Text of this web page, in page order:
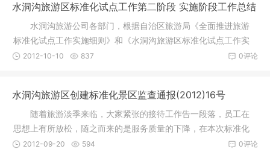
水洞沟旅游区标准化试点工作第二阶段 实施阶段工作总结
水洞沟旅游公司各部门，根据自治区旅游局《全面推进旅游
标准化试点工作实施细则》和《水洞沟旅游区标准化试点工作实
施方案》
0评论
2012-10-10 837
水洞沟旅游区创建标准化景区监查通报(2012)16号
随着旅游淡季来临，大家紧张的接待工作告一段落，员工在
思想上有所放松，随之而来的是服务质量的下降，在本次标准化
工作检查
0评论
2012-09-20 594